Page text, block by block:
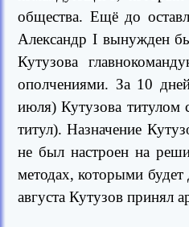
общества. Ещё до
Александр I вынужден
Кутузова
ополчениями. За 10
июля) Кутузова титулом
титул). Назначение
не был настроен на
методах, которыми
августа Кутузов принял